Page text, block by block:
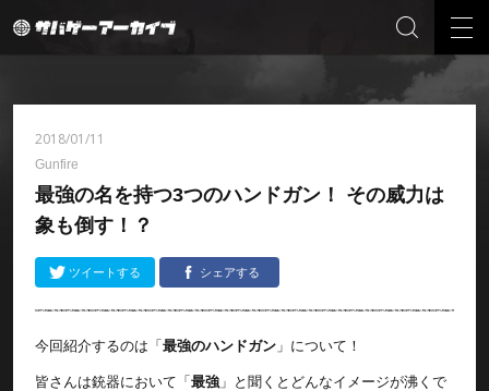
2018/01/11
Gunfire
最強の名を持つ3つのハンドガン！ その威力は
象も倒す！？
ツイートする シェアする
今回紹介するのは「 最強のハンドガン 」について！
皆さんは銃器において「 最強 」と聞くとどんなイメージが沸くで